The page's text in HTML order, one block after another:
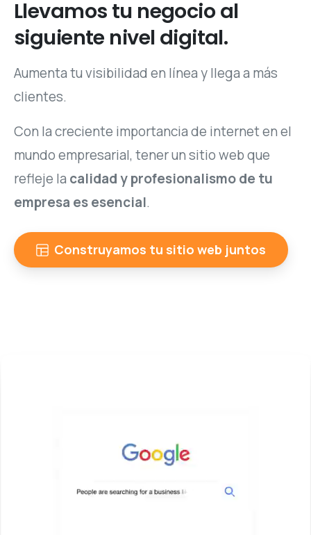
Llevamos tu negocio al
siguiente nivel digital.
Aumenta tu visibilidad en línea y llega a más
clientes.
Con la creciente importancia de internet en el
mundo empresarial, tener un sitio web que
refleje la calidad y profesionalismo de tu
empresa es esencial.
Construyamos tu sitio web juntos